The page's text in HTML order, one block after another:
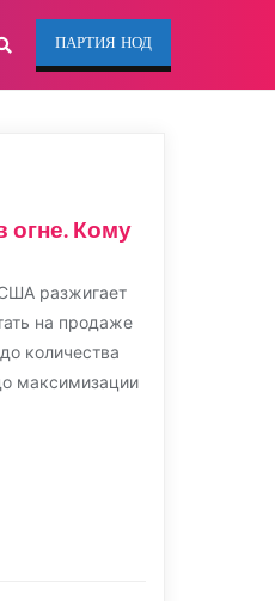
ПАРТИЯ НОД
огне. Кому
разжигает
на продаже
количества
максимизации